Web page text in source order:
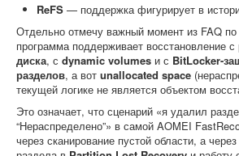
ReFS — поддержка фигурирует в
Отдельно отмечу важный момент из FAQ по
программа поддерживает восстановление с
диска, с dynamic volumes и с BitLocker-
разделов, а вот unallocated space
текущей логике не является объектом
Это означает, что сценарий «я удалил
“Нераспределено”» в самой AOMEI
через сканирование пустой области, а